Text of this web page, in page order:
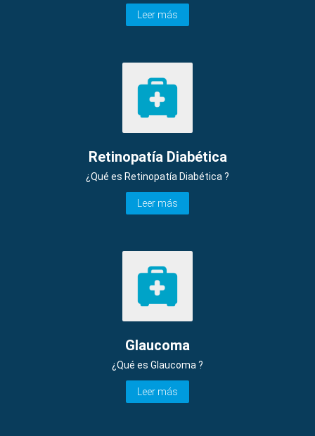
Leer más
Retinopatía Diabética
¿Qué es Retinopatía Diabética ?
Leer más
Glaucoma
¿Qué es Glaucoma ?
Leer más